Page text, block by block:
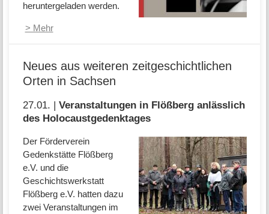
heruntergeladen werden.
> Mehr
Neues aus weiteren zeitgeschichtlichen
Orten in Sachsen
27.01. | Veranstaltungen in Flößberg anlässlich
des Holocaustgedenktages
Der Förderverein
Gedenkstätte Flößberg
e.V. und die
Geschichtswerkstatt
Flößberg e.V. hatten dazu
zwei Veranstaltungen im